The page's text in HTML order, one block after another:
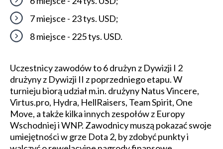
7 miejsce - 23 tys. USD;
8 miejsce - 225 tys. USD.
Uczestnicy zawodów to 6 drużyn z Dywizji I 2
drużyny z Dywizji II z poprzedniego etapu. W
turnieju biorą udział m.in. drużyny Natus Vincere,
Virtus.pro, Hydra, HellRaisers, Team Spirit, One
Move, a także kilka innych zespołów z Europy
Wschodniej i WNP. Zawodnicy muszą pokazać swoje
umiejętności w grze Dota 2, by zdobyć punkty i